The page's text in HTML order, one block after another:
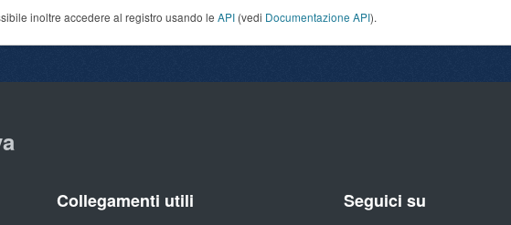
inoltre accedere al registro usando le API (vedi Documentazione API).
Collegamenti utili Seguici su